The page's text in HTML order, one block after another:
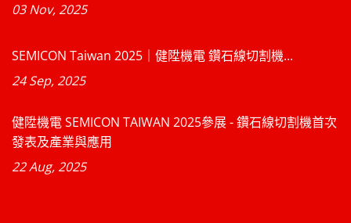
03 Nov, 2025
SEMICON Taiwan 2025｜健陞機電 鑽石線切割機...
24 Sep, 2025
健陞機電 SEMICON TAIWAN 2025參展 - 鑽石線切割機首次
發表及產業與應用
22 Aug, 2025